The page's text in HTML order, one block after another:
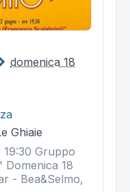
domenica 18
Ghiaie
19:30 Gruppo
18
- Bea&Selmo,